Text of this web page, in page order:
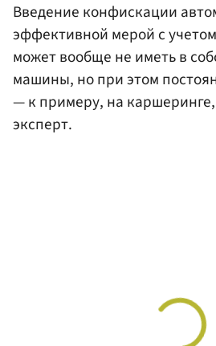
Введение конфискации
эффективной мерой с
может вообще не иметь в
машины, но при этом
— к примеру, на
эксперт.